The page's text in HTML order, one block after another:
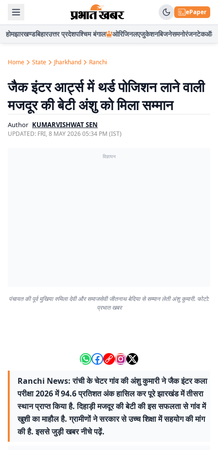
ePaper
होमझारखण्डबिहारउत्तर प्रदेशपश्चिम बंगाल ओरिजिनलएजुकेशनबिजनेसमनोरंजनटेकऑटो
Home State Jharkhand Ranchi
जैक इंटर आर्ट्स में थर्ड पोजिशन लाने वाली
मजदूर की बेटी अंशु को मिला सम्मान
Author KUMARVISHWAT SEN
UPDATED: FRI, 8 MAY 2026 05:34 PM (IST)
विज्ञापन
पंचायत की पूर्व मुखिया रुमिला देवी और समाजसेवी जीतनाथ बेदिया से सम्मान लेती अंशु कुमारी. फोटो:
प्रभात खबर
Ranchi News: रांची के चेटर गांव की अंशु कुमारी ने जैक इंटर कला
परीक्षा 2026 में 94.6 प्रतिशत अंक हासिल कर पूरे झारखंड में तीसरा
स्थान प्राप्त किया है. दिहाड़ी मजदूर की बेटी की इस सफलता से गांव में
खुशी का माहौल है. ग्रामीणों ने सरकार से उच्च शिक्षा में सहयोग की मांग
की है. इससे जुड़ी खबर नीचे पढ़ें.